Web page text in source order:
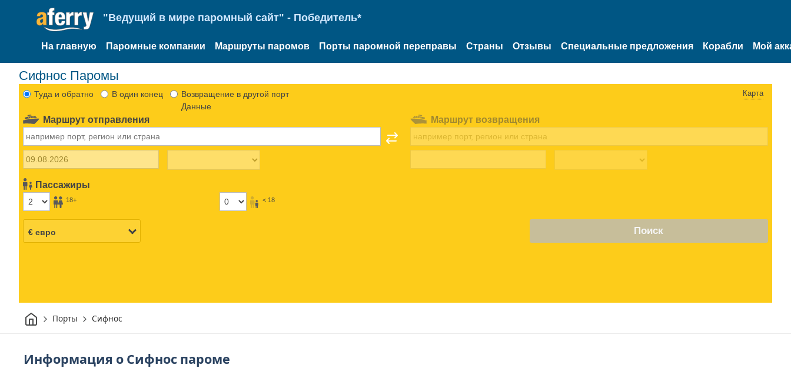
"Ведущий в мире паромный сайт" - Победитель*
На главную Паромные компании Маршруты паромов Порты паромной переправы Страны Отзывы Специальные предложения Корабли Мой
Сифнос Паромы
Туда и обратно В один конец
Возвращение в другой порт
Данные
Карта
Маршрут отправления
Пассажиры
18+ < 18
Маршрут возвращения
Поиск
ДомПорты Сифнос
Информация о Сифнос пароме